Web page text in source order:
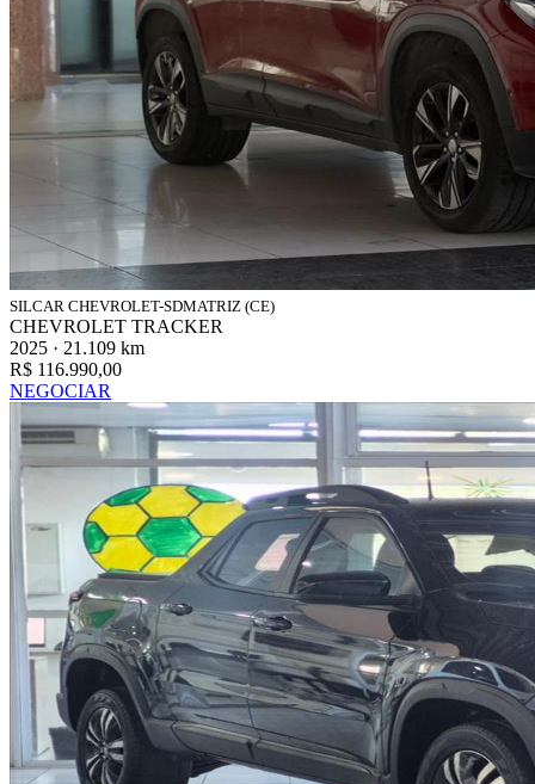
SILCAR CHEVROLET-SDMATRIZ (CE)
CHEVROLET TRACKER
2025 · 21.109 km
R$ 116.990,00
NEGOCIAR